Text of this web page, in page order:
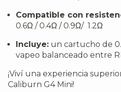
Compatible con
0.6Ω / 0.4Ω / 0.9Ω/ 1.2Ω
Incluye: un cartucho de
vapeo balanceado entre
¡Viví una experiencia
Caliburn G4 Mini!